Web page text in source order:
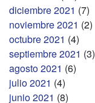
diciembre 2021 (7)
noviembre 2021 (2)
octubre 2021 (4)
septiembre 2021 (3)
agosto 2021 (6)
julio 2021 (4)
junio 2021 (8)